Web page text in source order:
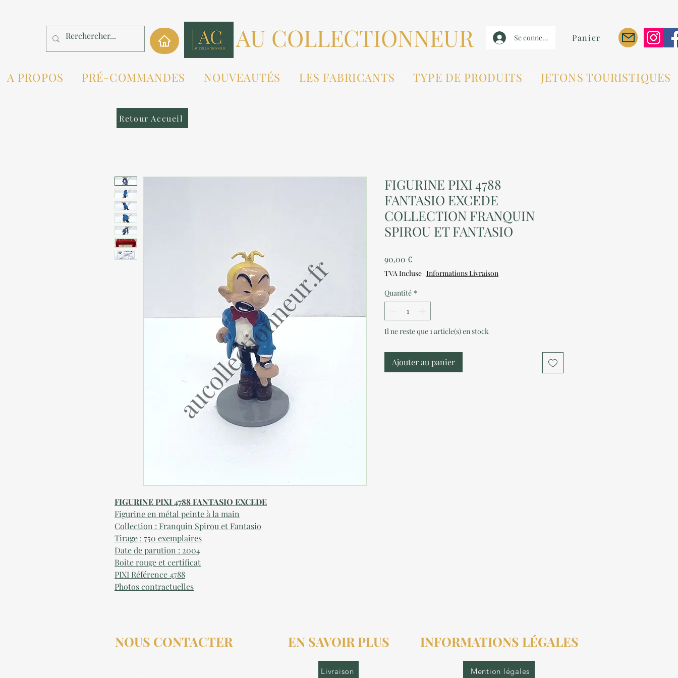
AU COLLECTIONNEUR Se connecter Panier
A PROPOS PRÉ-COMMANDES NOUVEAUTÉS LES FABRICANTS TYPE DE PRODUITS JETONS TOURISTIQUES
FIGURINE PIXI 4788 FANTASIO EXCEDE
Figurine en métal peinte à la main
Collection : Franquin Spirou et Fantasio
Tirage : 750 exemplaires
Date de parution : 2004
Boite rouge et certificat
PIXI Référence 4788
Photos contractuelles
FIGURINE PIXI 4788
FANTASIO EXCEDE
COLLECTION FRANQUIN
SPIROU ET FANTASIO
90,00 €Prix
TVA Incluse | Informations Livraison
Quantité *
Il ne reste que 1 article(s) en stock
Ajouter au panier
Retour Accueil
NOUS CONTACTER EN SAVOIR PLUS
Livraison
INFORMATIONS LÉGALES
Mention légales